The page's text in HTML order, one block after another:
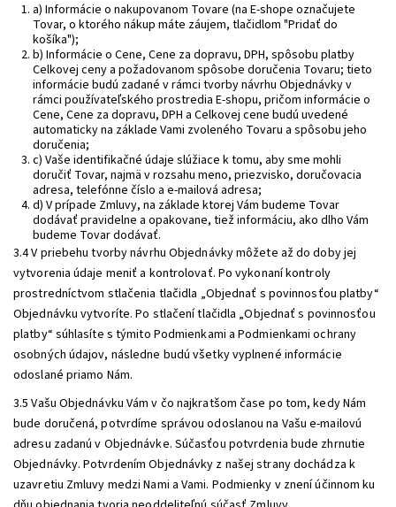
a) Informácie o nakupovanom Tovare (na E-shope označujete
Tovar, o ktorého nákup máte záujem, tlačidlom "Pridať do
košíka");
b) Informácie o Cene, Cene za dopravu, DPH, spôsobu platby
Celkovej ceny a požadovanom spôsobe doručenia Tovaru; tieto
informácie budú zadané v rámci tvorby návrhu Objednávky v
rámci používateľského prostredia E-shopu, pričom informácie o
Cene, Cene za dopravu, DPH a Celkovej cene budú uvedené
automaticky na základe Vami zvoleného Tovaru a spôsobu jeho
doručenia;
c) Vaše identifikačné údaje slúžiace k tomu, aby sme mohli
doručiť Tovar, najmä v rozsahu meno, priezvisko, doručovacia
adresa, telefónne číslo a e-mailová adresa;
d) V prípade Zmluvy, na základe ktorej Vám budeme Tovar
dodávať pravidelne a opakovane, tiež informáciu, ako dlho Vám
budeme Tovar dodávať.
3.4 V priebehu tvorby návrhu Objednávky môžete až do doby jej
vytvorenia údaje meniť a kontrolovať. Po vykonaní kontroly
prostredníctvom stlačenia tlačidla „Objednať s povinnosťou platby“
Objednávku vytvoríte. Po stlačení tlačidla „Objednať s povinnosťou
platby“ súhlasíte s týmito Podmienkami a Podmienkami ochrany
osobných údajov, následne budú všetky vyplnené informácie
odoslané priamo Nám.
3.5 Vašu Objednávku Vám v čo najkratšom čase po tom, kedy Nám
bude doručená, potvrdíme správou odoslanou na Vašu e-mailovú
adresu zadanú v Objednávke. Súčasťou potvrdenia bude zhrnutie
Objednávky. Potvrdením Objednávky z našej strany dochádza k
uzavretiu Zmluvy medzi Nami a Vami. Podmienky v znení účinnom ku